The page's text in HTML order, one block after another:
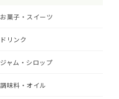
お菓子・スイーツ
ドリンク
ジャム・シロップ
調味料・オイル